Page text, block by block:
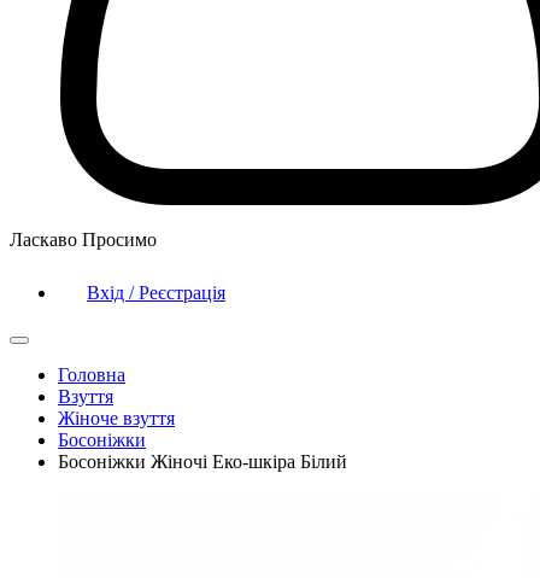
Ласкаво Просимо
Вхід / Реєстрація
Головна
Взуття
Жіноче взуття
Босоніжки
Босоніжки Жіночі Еко-шкіра Білий